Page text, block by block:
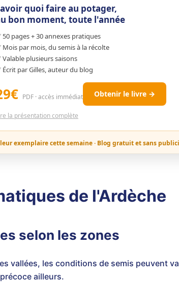
quoi faire au potager,
bon moment, toute l'année
50 pages + 30 annexes pratiques
Mois par mois, du semis à la récolte
Valable plusieurs saisons
Écrit par Gilles, auteur du blog
PDF · accès immédiat Obtenir le livre →
la présentation complète
exemplaire cette semaine · Blog gratuit et sans
de l'Ardèche
selon les zones
vallées, les conditions de semis peuvent
ailleurs.